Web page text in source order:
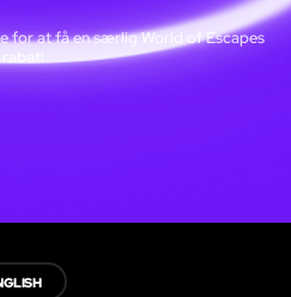
for at få en særlig World of Escapes
rabat!